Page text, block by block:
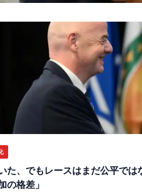
た、でもレースはまだ公平で
の格差」